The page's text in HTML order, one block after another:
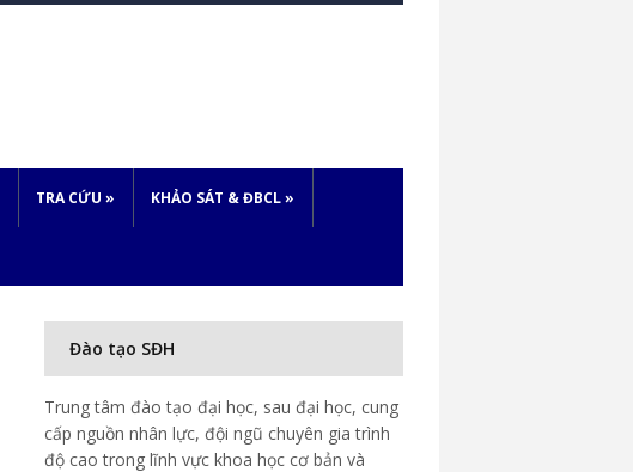
TRA CỨU » KHẢO SÁT & ĐBCL»
Đào tạo SĐH
Trung tâm đào tạo đại học, sau đại học, cung
cấp nguồn nhân lực, đội ngũ chuyên gia trình
độ cao trong lĩnh vực khoa học cơ bản và